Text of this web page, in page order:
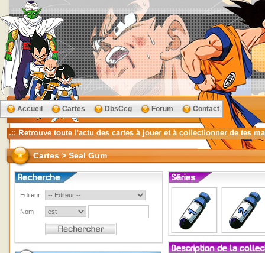
Accueil Cartes DbsCcg Forum Contact
Cartes > Seal Gum
Editeur
Nom